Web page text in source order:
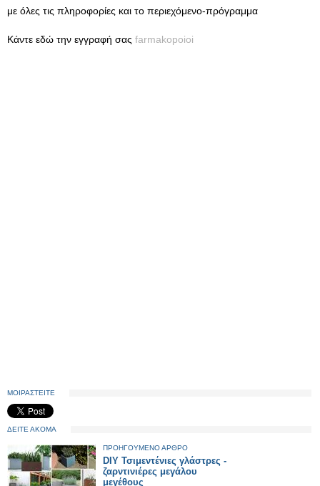
με όλες τις πληροφορίες και το περιεχόμενο-πρόγραμμα
Κάντε εδώ την εγγραφή σας farmakopoioi
ΜΟΙΡΑΣΤΕΙΤΕ
ΔΕΙΤΕ ΑΚΟΜΑ
ΠΡΟΗΓΟΥΜΕΝΟ ΑΡΘΡΟ
DIY Τσιμεντένιες γλάστρες -
ζαρντινιέρες μεγάλου
μεγέθους